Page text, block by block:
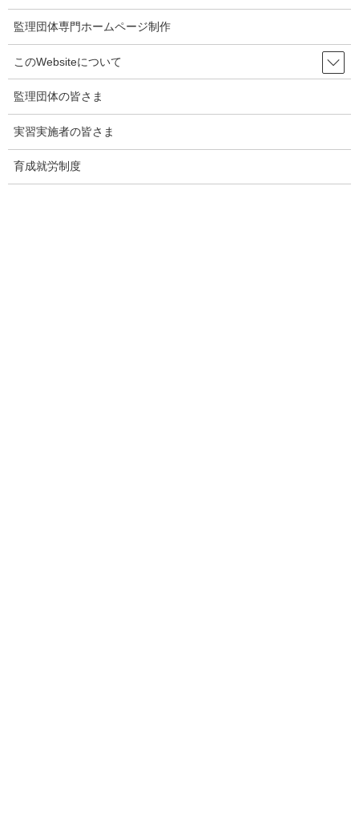
５ 法務大臣挨拶
法務大臣挨拶（英語）（PDF)
法務大臣挨拶（日本語）（PDF)
６ フォーラムの様子
監理団体専門ホームページ制作
このWebsiteについて
監理団体の皆さま
実習実施者の皆さま
育成就労制度